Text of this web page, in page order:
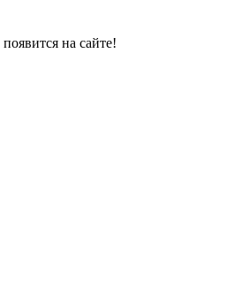
на сайте!